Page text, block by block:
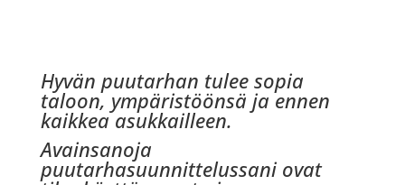
Hyvän puutarhan tulee sopia
taloon, ympäristöönsä ja ennen
kaikkea asukkailleen.
Avainsanoja
puutarhasuunnittelussani ovat